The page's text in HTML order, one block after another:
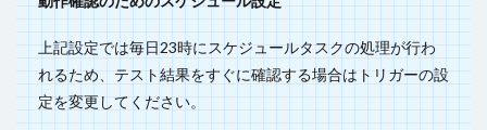
上記設定では毎日23時にスケジュールタスクの処理が行わ
れるため、テスト結果をすぐに確認する場合はトリガーの設
定を変更してください。